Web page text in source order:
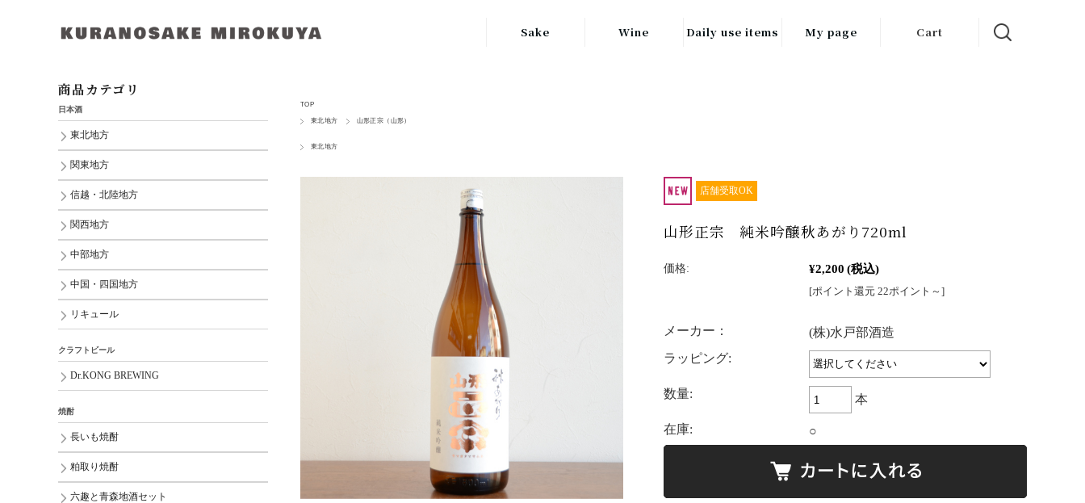
Sake Wine
ITALY
Daily use items
キッチン用品
My page Cart
TOP
東北地方 山形正宗（山形）
東北地方
店舗受取OK
山形正宗 純米吟醸秋あがり720ml
価格: ¥2,200 (税込)
[ポイント還元 22ポイント～]
メーカー：
(株)水戸部酒造
ラッピング:
数量: 本
在庫: ○
商品カテゴリ
日本酒
東北地方
関東地方
信越・北陸地方
関西地方
中部地方
中国・四国地方
リキュール
クラフトビール
Dr.KONG BREWING
焼酎
長いも焼酎
粕取り焼酎
六趣と青森地酒セット